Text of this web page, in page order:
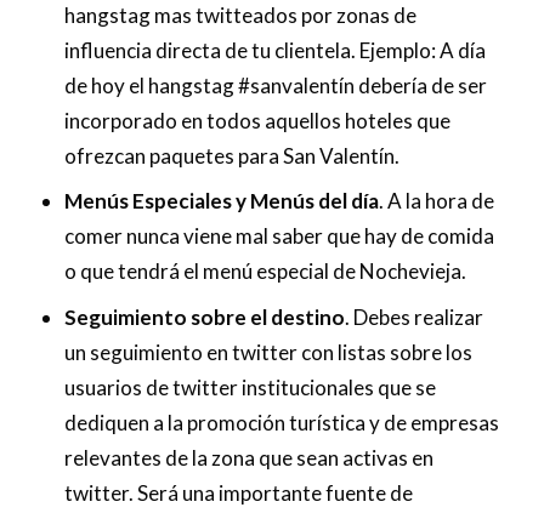
hangstag mas twitteados por zonas de
influencia directa de tu clientela. Ejemplo: A día
de hoy el hangstag #sanvalentín debería de ser
incorporado en todos aquellos hoteles que
ofrezcan paquetes para San Valentín.
Menús Especiales y Menús del día. A la hora de
comer nunca viene mal saber que hay de comida
o que tendrá el menú especial de Nochevieja.
Seguimiento sobre el destino. Debes realizar
un seguimiento en twitter con listas sobre los
usuarios de twitter institucionales que se
dediquen a la promoción turística y de empresas
relevantes de la zona que sean activas en
twitter. Será una importante fuente de